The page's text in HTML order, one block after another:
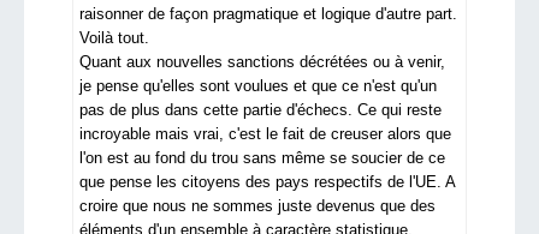
raisonner de façon pragmatique et logique d'autre part.
Voilà tout.
Quant aux nouvelles sanctions décrétées ou à venir,
je pense qu'elles sont voulues et que ce n'est qu'un
pas de plus dans cette partie d'échecs. Ce qui reste
incroyable mais vrai, c'est le fait de creuser alors que
l'on est au fond du trou sans même se soucier de ce
que pense les citoyens des pays respectifs de l'UE. A
croire que nous ne sommes juste devenus que des
éléments d'un ensemble à caractère statistique.